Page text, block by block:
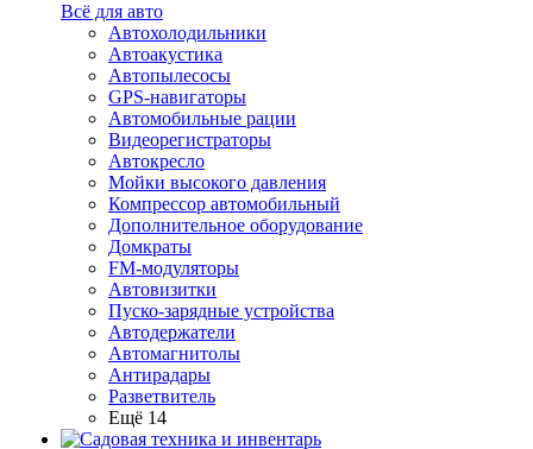
Всё для авто
Автохолодильники
Автоакустика
Автопылесосы
GPS-навигаторы
Автомобильные рации
Видеорегистраторы
Автокресло
Мойки высокого давления
Компрессор автомобильный
Дополнительное оборудование
Домкраты
FM-модуляторы
Автовизитки
Пуско-зарядные устройства
Автодержатели
Автомагнитолы
Антирадары
Разветвитель
Ещё 14